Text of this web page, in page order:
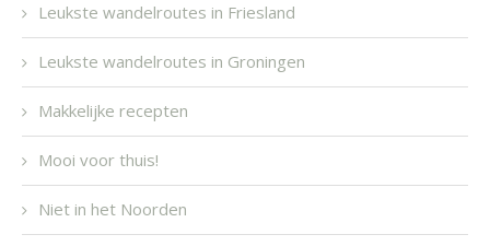
Leukste wandelroutes in Friesland
Leukste wandelroutes in Groningen
Makkelijke recepten
Mooi voor thuis!
Niet in het Noorden